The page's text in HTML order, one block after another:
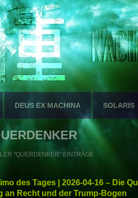
DEUS EX MACHINA SOLARIS
"QUERDENKER" EINTRÄGE
des Tages | 2026-04-16 – Die
an Recht und der Trump-Bogen